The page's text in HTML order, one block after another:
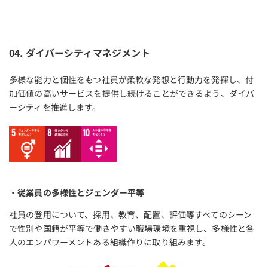
04. ダイバーシティマネジメント
多様な能力と個性をもつ社員が柔軟な発想と行動力を発揮し、付
加価値の高いサービスを提供し続けることができるよう、ダイバ
ーシティを推進します。
・従業員の多様性とジェンダー平等
社員の登用について、採用、教育、配置、評価等すべてのシーン
で性別や国籍が平等で働きやすい職場環境を重視し、多様性と各
人のエンパワーメントある組織作りに取り組みます。